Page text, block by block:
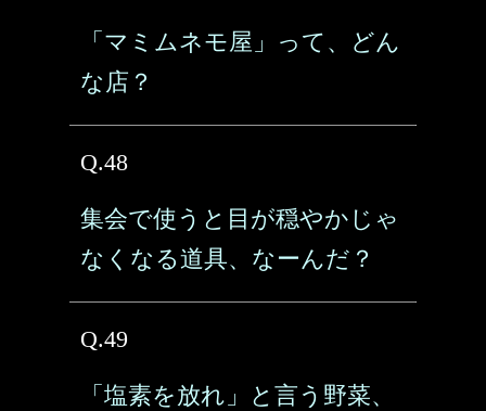
「マミムネモ屋」って、どん
な店？
Q.48
集会で使うと目が穏やかじゃ
なくなる道具、なーんだ？
Q.49
「塩素を放れ」と言う野菜、